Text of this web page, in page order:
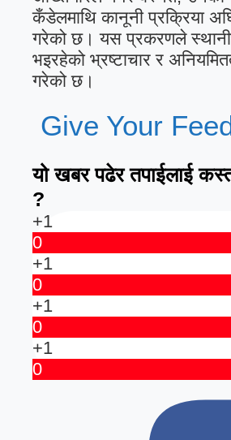
कँडेलमाथि कानूनी प्रक्रिया
गरेको छ। यस प्रकरणले
भइरहेको भ्रष्टाचार र
गरेको छ।
Give Your
यो खबर पढेर तपाईलाई
?
+1
0
+1
0
+1
0
+1
0